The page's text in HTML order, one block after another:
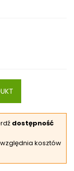
dostępność
kosztów